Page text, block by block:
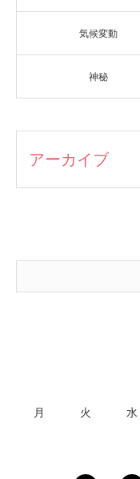
気候変動
神秘
アーカイブ
月 火 水